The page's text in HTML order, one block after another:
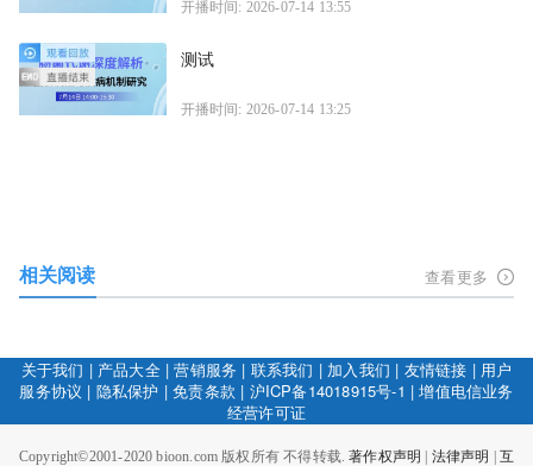
开播时间: 2026-07-14 13:55
测试
开播时间: 2026-07-14 13:25
相关阅读 查看更多
关于我们 | 产品大全|营销服务 | 联系我们 | 加入我们 | 友情链接 | 用户
服务协议 | 隐私保护 |免责条款 | 沪ICP备14018915号-1 |增值电信业务
经营许可证
Copyright©2001-2020 bioon.com 版权所有 不得转载.著作权声明 法律声明 互